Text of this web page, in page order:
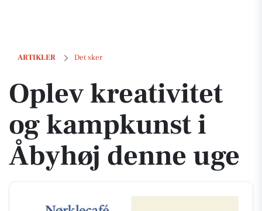
ARTIKLER Det sker
Oplev kreativitet og kampkunst i Åbyhøj denne uge
Oplev kreativitet
og kampkunst i
Åbyhøj denne uge